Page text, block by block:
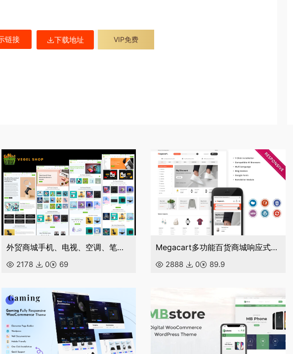
链接 下载地址 VIP免费
外贸商城手机、电视、空调、笔记本电脑、家用电器小工具电子商店 Elementor WooCommerce 主题
2178 0 69
Megacart多功能百货商城响应式商店WooCommerce 主题
2888 0 89.9